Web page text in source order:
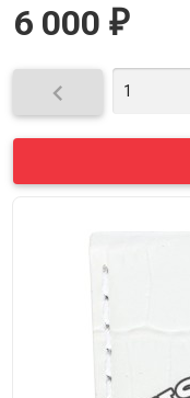
6 000 ₽
